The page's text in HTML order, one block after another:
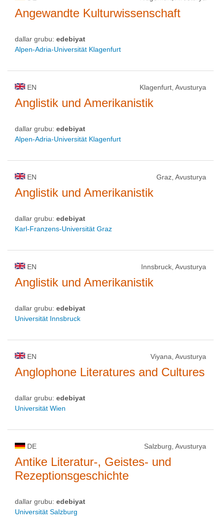
Angewandte Kulturwissenschaft
dallar grubu: edebiyat
Alpen-Adria-Universität Klagenfurt
EN Klagenfurt, Avusturya
Anglistik und Amerikanistik
dallar grubu: edebiyat
Alpen-Adria-Universität Klagenfurt
EN Graz, Avusturya
Anglistik und Amerikanistik
dallar grubu: edebiyat
Karl-Franzens-Universität Graz
EN Innsbruck, Avusturya
Anglistik und Amerikanistik
dallar grubu: edebiyat
Universität Innsbruck
EN Viyana, Avusturya
Anglophone Literatures and Cultures
dallar grubu: edebiyat
Universität Wien
DE Salzburg, Avusturya
Antike Literatur-, Geistes- und
Rezeptionsgeschichte
dallar grubu: edebiyat
Universität Salzburg